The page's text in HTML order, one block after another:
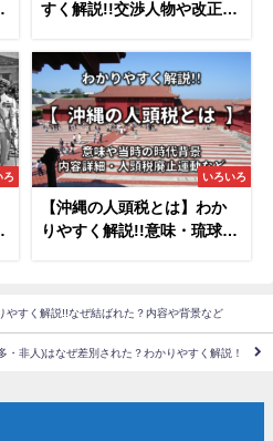
すく解説!!交渉人物や改正の
ろ いろいろ
【沖縄の人頭税とは】わか
りやすく解説!!意味・琉球王
やすく解説!!なぜ結ばれた？内容や背景など
・非人)はなぜ差別された？わかりやすく解説！